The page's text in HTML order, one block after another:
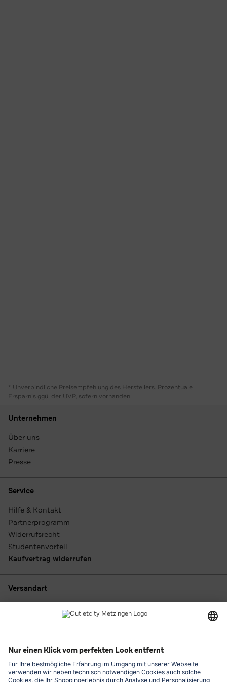
* Unverbindliche Preisempfehlung des Herstellers. Prozentuale
Ersparnis ggü. der UVP, sofern vorhanden
Unternehmen
Über uns
Karriere
Presse
Service
Hilfe & Kontakt
Partnerprogramm
Widerrufsrecht
Studentenvorteil
Kaufvertrag widerrufen
Versandart